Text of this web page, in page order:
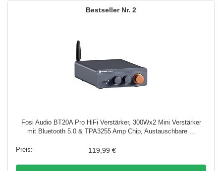
2
Fosi Audio BT20A Pro HiFi Verstärker, 300Wx2 Mini Verstärker
mit Bluetooth 5.0 & TPA3255 Amp Chip, Austauschbare ...
119,99 €